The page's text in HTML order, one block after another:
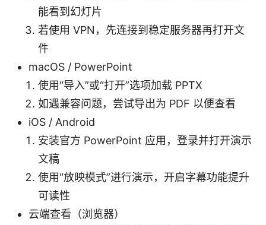
能看到幻灯片
若使用 VPN，先连接到稳定服务器再打开文
件
macOS / PowerPoint
使用“导入”或“打开”选项加载 PPTX
如遇兼容问题，尝试导出为 PDF 以便查看
iOS / Android
安装官方 PowerPoint 应用，登录并打开演示
文稿
使用“放映模式”进行演示，开启字幕功能提升
可读性
云端查看（浏览器）